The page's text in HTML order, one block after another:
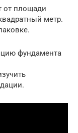
от площади
метр.
фундамента